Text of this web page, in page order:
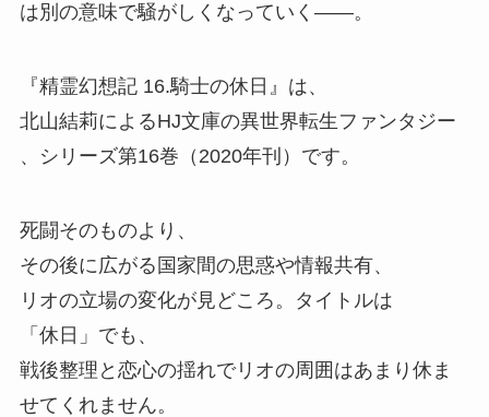
は別の意味で騒がしくなっていく——。
『精霊幻想記 16.騎士の休日』 は、
北山結莉によるHJ文庫の異世界転生ファンタジー
、
シリーズ第16巻（2020年刊） です。
死闘そのものより、
その後に広がる国家間の思惑や情報共有、
リオの立場の変化が見どころ。
タイトルは
「休日」 でも、
戦後整理と恋心の揺れでリオの周囲はあまり休ま
せてくれません。